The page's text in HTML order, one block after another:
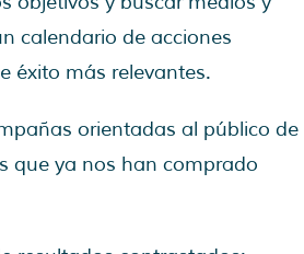
calendario de acciones
éxito más relevantes.
orientadas al público de
que ya nos han comprado